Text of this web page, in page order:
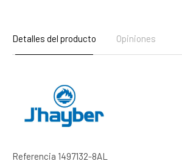
Detalles del producto Opiniones
Referencia 1497132-8AL